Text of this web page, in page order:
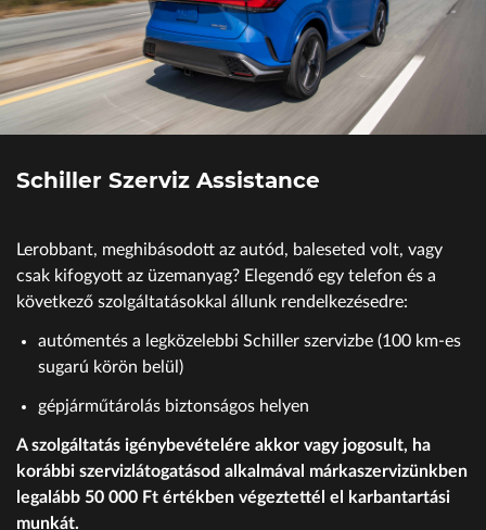
Schiller Szerviz Assistance
Lerobbant, meghibásodott az autód, baleseted volt, vagy
csak kifogyott az üzemanyag? Elegendő egy telefon és a
következő szolgáltatásokkal állunk rendelkezésedre:
autómentés a legközelebbi Schiller szervizbe (100 km-es
sugarú körön belül)
gépjárműtárolás biztonságos helyen
A szolgáltatás igénybevételére akkor vagy jogosult, ha
korábbi szervizlátogatásod alkalmával márkaszervizünkben
legalább 50 000 Ft értékben végeztettél el karbantartási
munkát.